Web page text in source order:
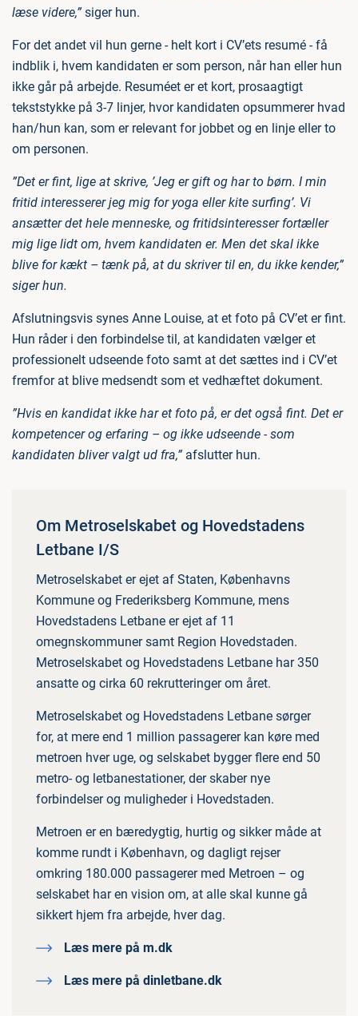
læse videre,”siger hun.
For det andet vil hun gerne - helt kort i CV’ets resumé - få
indblik i, hvem kandidaten er som person, når han eller hun
ikke går på arbejde. Resuméet er et kort, prosaagtigt
tekststykke på 3-7 linjer, hvor kandidaten opsummerer hvad
han/hun kan, som er relevant for jobbet og en linje eller to
om personen.
”Det er fint, lige at skrive, ’Jeg er gift og har to børn. I min
fritid interesserer jeg mig for yoga eller kite surfing’. Vi
ansætter det hele menneske, og fritidsinteresser fortæller
mig lige lidt om, hvem kandidaten er. Men det skal ikke
blive for kækt – tænk på, at du skriver til en, du ikke kender,”
siger hun.
Afslutningsvis synes Anne Louise, at et foto på CV’et er fint.
Hun råder i den forbindelse til, at kandidaten vælger et
professionelt udseende foto samt at det sættes ind i CV’et
fremfor at blive medsendt som et vedhæftet dokument.
”Hvis en kandidat ikke har et foto på, er det også fint. Det er
kompetencer og erfaring – og ikke udseende - som
kandidaten bliver valgt ud fra,”afslutter hun.
Om Metroselskabet og Hovedstadens
Letbane I/S
Metroselskabet er ejet af Staten, Københavns
Kommune og Frederiksberg Kommune, mens
Hovedstadens Letbane er ejet af 11
omegnskommuner samt Region Hovedstaden.
Metroselskabet og Hovedstadens Letbane har 350
ansatte og cirka 60 rekrutteringer om året.
Metroselskabet og Hovedstadens Letbane sørger
for, at mere end 1 million passagerer kan køre med
metroen hver uge, og selskabet bygger flere end 50
metro- og letbanestationer, der skaber nye
forbindelser og muligheder i Hovedstaden.
Metroen er en bæredygtig, hurtig og sikker måde at
komme rundt i København, og dagligt rejser
omkring 180.000 passagerer med Metroen – og
selskabet har en vision om, at alle skal kunne gå
sikkert hjem fra arbejde, hver dag.
Læs mere på m.dk
Læs mere på dinletbane.dk